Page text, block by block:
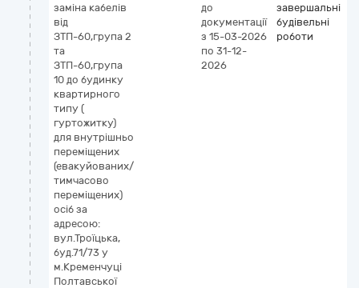
заміна кабелів
від
ЗТП-60,група 2
та
ЗТП-60,група
10 до будинку
квартирного
типу (
гуртожитку)
для внутрішньо
переміщених
(евакуйованих/
тимчасово
переміщених)
осіб за
адресою:
вул.Троїцька,
буд.71/73 у
м.Кременчуці
Полтавської
до
документації
з 15-03-2026
по 31-12-
2026
завершальні
будівельні
роботи